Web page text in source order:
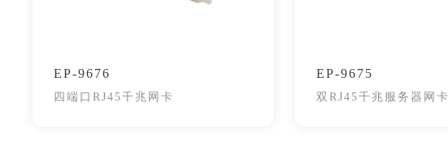
EP-9676
四端口RJ45千兆网卡
EP-9675
双RJ45千兆服务器网卡